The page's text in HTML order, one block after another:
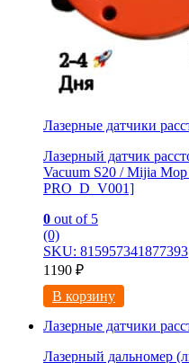
Лазерные датчики
Лазерный датчик
Vacuum S20 / Mijia
PRO_D_V001]
0 out of 5
(0)
SKU: 815957341877393
1190 ₽
В корзину
Лазерные датчики
Лазерный дальномер